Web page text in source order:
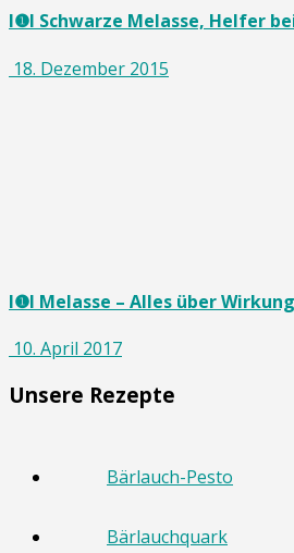
I❶I Schwarze Melasse, Helfer
18. Dezember 2015
I❶I Melasse – Alles über
10. April 2017
Unsere Rezepte
Bärlauch-Pesto
Bärlauchquark